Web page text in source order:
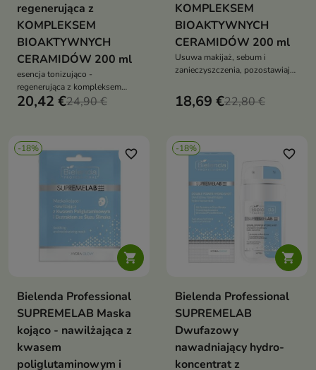
regenerująca z
KOMPLEKSEM
BIOAKTYWNYCH
CERAMIDÓW 200 ml
esencja tonizująco -
regenerująca z kompleksem
bioaktywnych ceramidów
20,42 €24,90 €
KOMPLEKSEM
BIOAKTYWNYCH
CERAMIDÓW 200 ml
Usuwa makijaż, sebum i
zanieczyszczenia, pozostawiając
18,69 €22,80 €
-18%

favorite_border
Bielenda Professional
SUPREMELAB Maska
kojąco - nawilżająca z
kwasem
poliglutaminowym i
-18%

favorite_border
Bielenda Professional
SUPREMELAB
Dwufazowy
nawadniający hydro-
koncentrat z